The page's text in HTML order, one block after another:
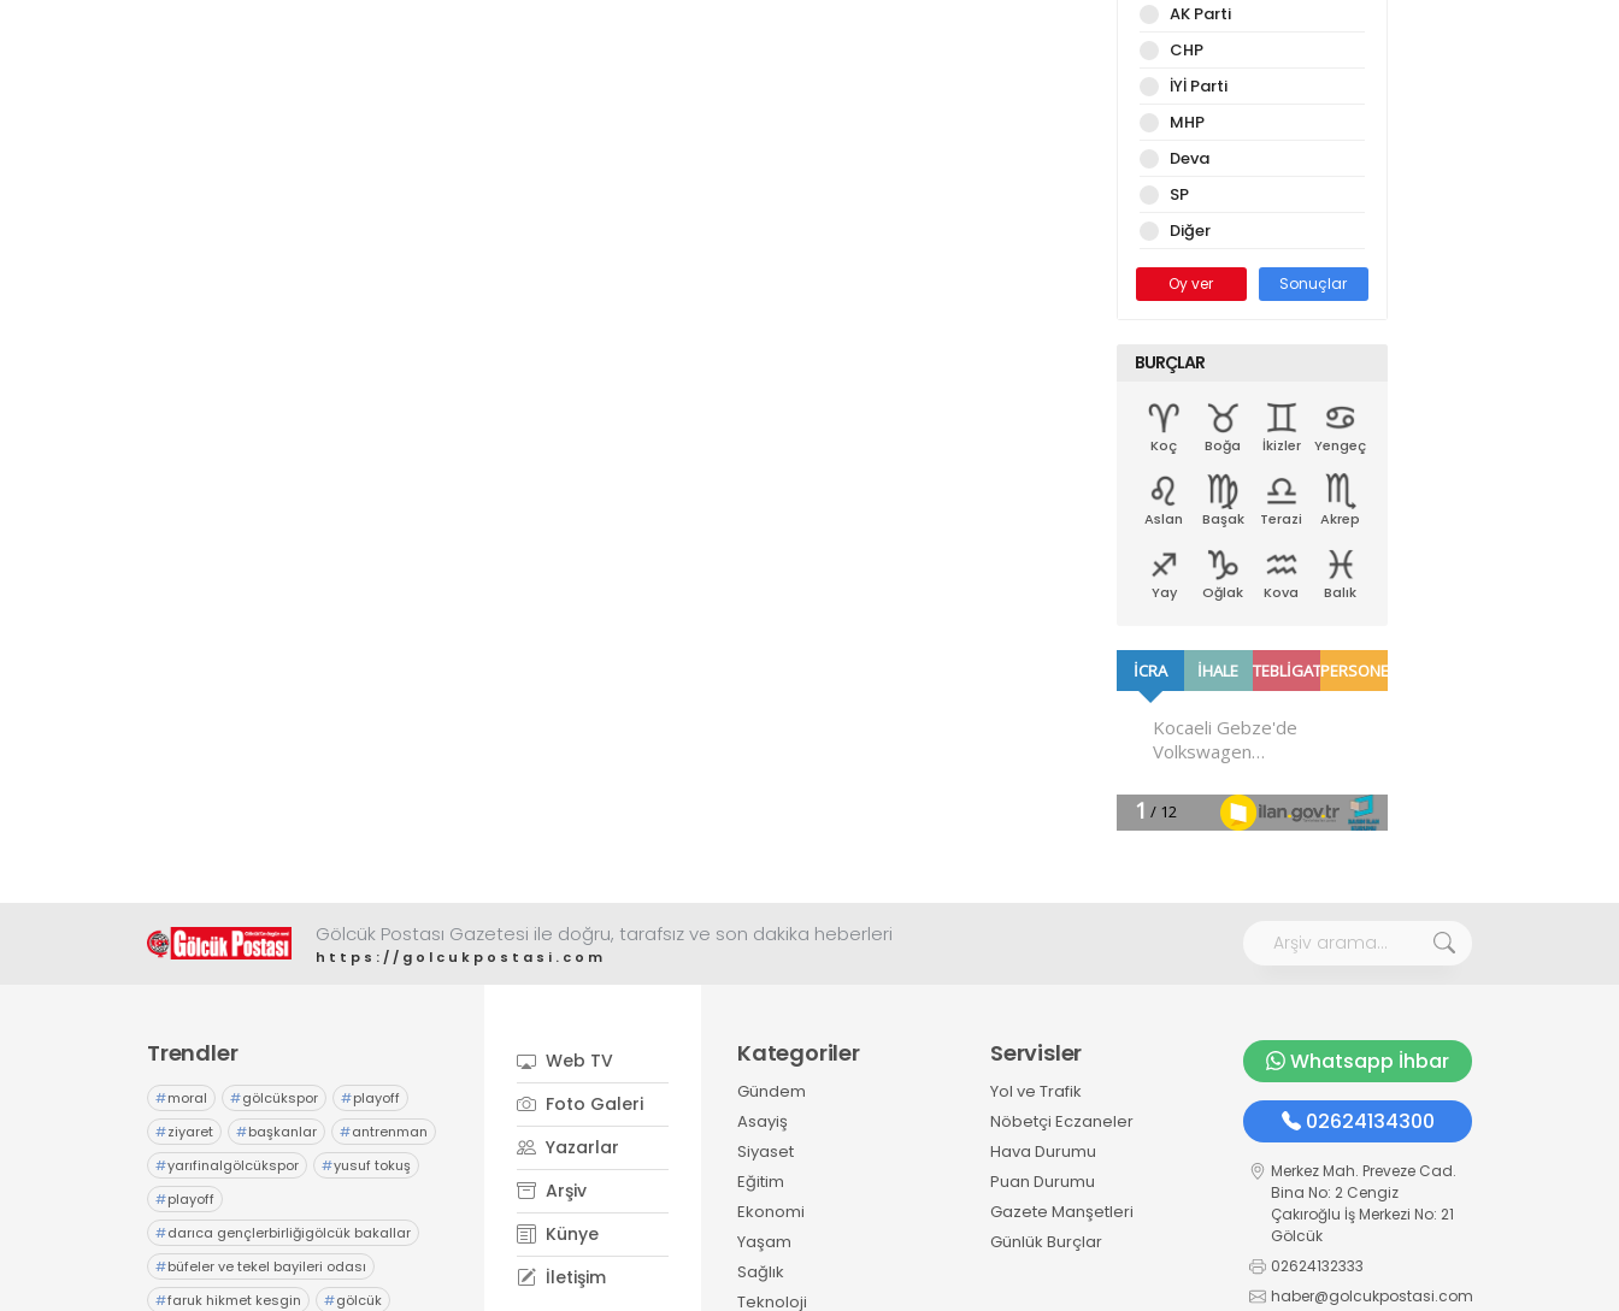
AK Parti
CHP
İYİ Parti
MHP
Deva
SP
Diğer
Oy ver Sonuçlar
BURÇLAR
Koç Boğa İkizler Yengeç
Aslan Başak Terazi Akrep
Yay Oğlak Kova Balık
Gölcük Postası Gazetesi ile doğru, tarafsız ve son dakika heberleri
https://golcukpostasi.com
Trendler
#moral #gölcükspor #playoff
#ziyaret #başkanlar #antrenman
#yarıfinalgölcükspor #yusuf tokuş
#playoff
#darıca gençlerbirliğigölcük bakallar
#büfeler ve tekel bayileri odası
#faruk hikmet kesgin #gölcük
Web TV
Foto Galeri
Yazarlar
Arşiv
Künye
İletişim
Kategoriler
Gündem
Asayiş
Siyaset
Eğitim
Ekonomi
Yaşam
Sağlık
Teknoloji
Servisler
Yol ve Trafik
Nöbetçi Eczaneler
Hava Durumu
Puan Durumu
Gazete Manşetleri
Günlük Burçlar
Whatsapp İhbar
02624134300
Merkez Mah. Preveze Cad.
Bina No: 2 Cengiz
Çakıroğlu İş Merkezi No: 21
Gölcük
02624132333
haber@golcukpostasi.com